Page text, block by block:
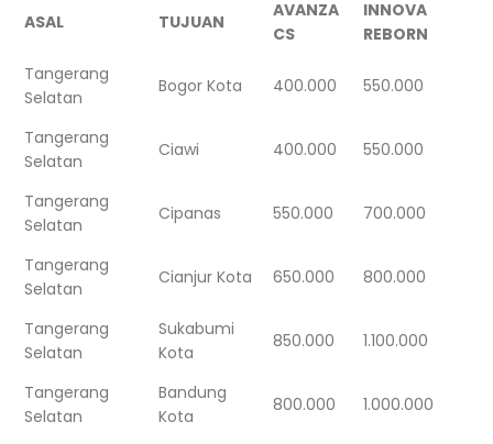
ASAL TUJUAN
AVANZA
CS
INNOVA
REBORN
Tangerang
Selatan
Bogor Kota 400.000 550.000
Tangerang
Selatan
Ciawi 400.000 550.000
Tangerang
Selatan
Cipanas 550.000 700.000
Tangerang
Selatan
Cianjur Kota 650.000 800.000
Tangerang
Selatan
Sukabumi
Kota
850.000 1.100.000
Tangerang
Selatan
Bandung
Kota
800.000 1.000.000